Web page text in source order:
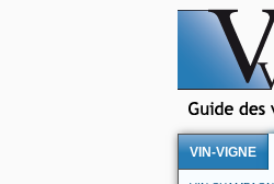
VIN-VIGNE